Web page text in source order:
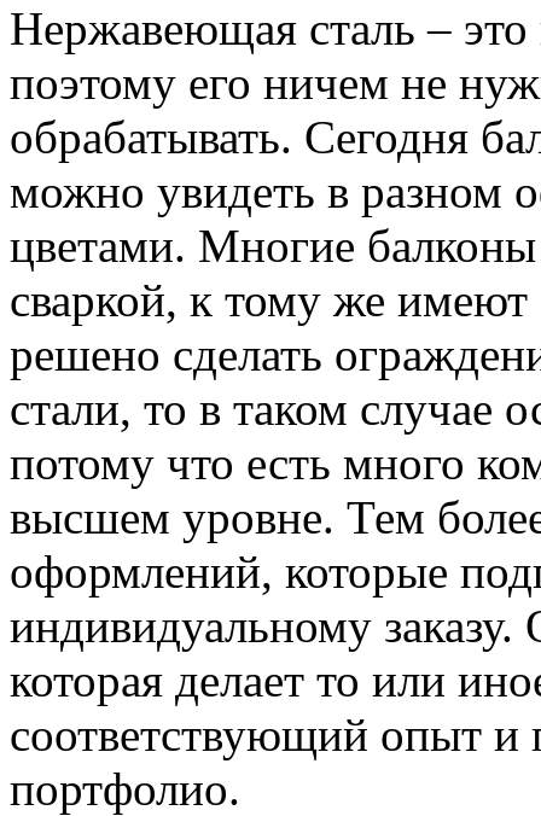
Нержавеющая сталь – это
поэтому его ничем не
обрабатывать. Сегодня
можно увидеть в разном
цветами. Многие
сваркой, к тому же
решено сделать
стали, то в таком случае
потому что есть много
высшем уровне. Тем
оформлений, которые
индивидуальному
которая делает то или
соответствующий опыт
портфолио.